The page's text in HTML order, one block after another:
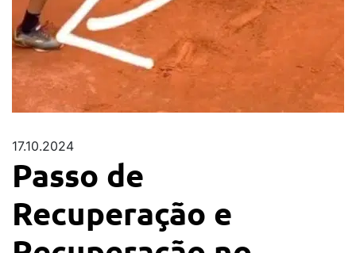
17.10.2024
Passo de
Recuperação e